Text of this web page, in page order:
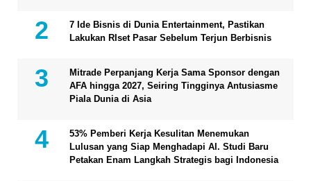
7 Ide Bisnis di Dunia Entertainment, Pastikan
Lakukan RIset Pasar Sebelum Terjun Berbisnis
Mitrade Perpanjang Kerja Sama Sponsor dengan
AFA hingga 2027, Seiring Tingginya Antusiasme
Piala Dunia di Asia
53% Pemberi Kerja Kesulitan Menemukan
Lulusan yang Siap Menghadapi AI. Studi Baru
Petakan Enam Langkah Strategis bagi Indonesia